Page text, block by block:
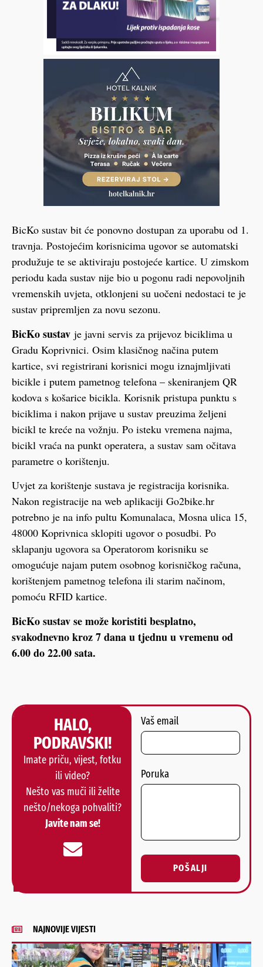
BicKo sustav bit će ponovno dostupan za uporabu od 1.
travnja. Postojećim korisnicima ugovor se automatski
produžuje te se aktiviraju postojeće kartice. U zimskom
periodu kada sustav nije bio u pogonu radi nepovoljnih
vremenskih uvjeta, otklonjeni su uočeni nedostaci te je
sustav pripremljen za novu sezonu.
BicKo sustav je javni servis za prijevoz biciklima u
Gradu Koprivnici. Osim klasičnog načina putem
kartice, svi registrirani korisnici mogu iznajmljivati
bicikle i putem pametnog telefona – skeniranjem QR
kodova s košarice bicikla. Korisnik pristupa punktu s
biciklima i nakon prijave u sustav preuzima željeni
bicikl te kreće na vožnju. Po isteku vremena najma,
bicikl vraća na punkt operatera, a sustav sam očitava
parametre o korištenju.
Uvjet za korištenje sustava je registracija korisnika.
Nakon registracije na web aplikaciji Go2bike.hr
potrebno je na info pultu Komunalaca, Mosna ulica 15,
48000 Koprivnica sklopiti ugovor o posudbi. Po
sklapanju ugovora sa Operatorom korisniku se
omogućuje najam putem osobnog korisničkog računa,
korištenjem pametnog telefona ili starim načinom,
pomoću RFID kartice.
BicKo sustav se može koristiti besplatno,
svakodnevno kroz 7 dana u tjednu u vremenu od
6.00 do 22.00 sata.
HALO,
PODRAVSKI!
Imate priču, vijest, fotku
ili video?
Nešto vas muči ili želite
nešto/nekoga pohvaliti?
Javite nam se!
Vaš email
Poruka
POŠALJI
Alternative:
NAJNOVIJE VIJESTI